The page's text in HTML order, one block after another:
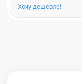
Хочу дешевле!